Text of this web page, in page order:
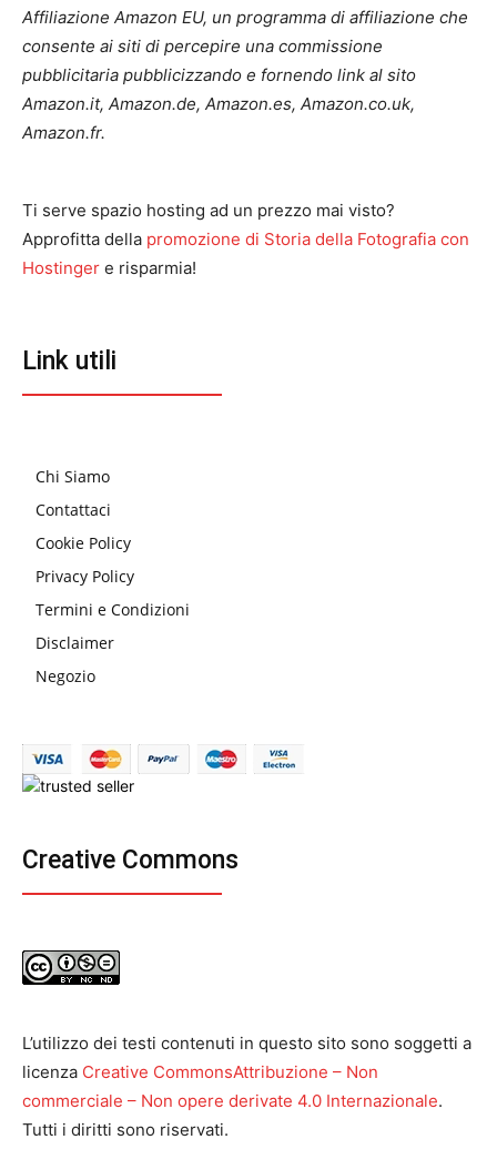
Affiliazione Amazon EU, un programma di affiliazione che
consente ai siti di percepire una commissione
pubblicitaria pubblicizzando e fornendo link al sito
Amazon.it, Amazon.de, Amazon.es, Amazon.co.uk,
Amazon.fr.
Ti serve spazio hosting ad un prezzo mai visto?
Approfitta della promozione di Storia della Fotografia con
Hostinger e risparmia!
Link utili
Chi Siamo
Contattaci
Cookie Policy
Privacy Policy
Termini e Condizioni
Disclaimer
Negozio
Creative Commons
L’utilizzo dei testi contenuti in questo sito sono soggetti a
licenza Creative CommonsAttribuzione – Non
commerciale – Non opere derivate 4.0 Internazionale.
Tutti i diritti sono riservati.